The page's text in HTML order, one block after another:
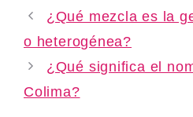
¿Qué mezcla es la
o heterogénea?
¿Qué significa el
Colima?